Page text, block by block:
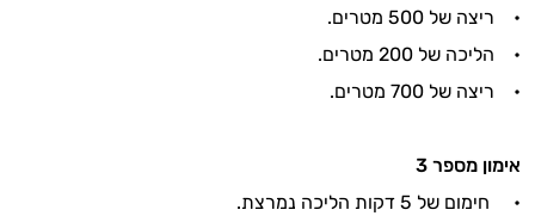
• ריצה של 500 מטרים.
• הליכה של 200 מטרים.
• ריצה של 700 מטרים.
אימון מספר 3
• חימום של 5 דקות הליכה נמרצת.